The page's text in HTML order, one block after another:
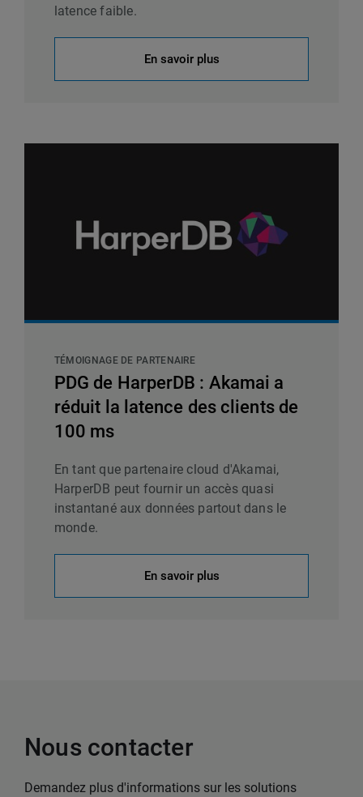
latence faible.
En savoir plus
TÉMOIGNAGE DE PARTENAIRE
PDG de HarperDB : Akamai a
réduit la latence des clients de
100 ms
En tant que partenaire cloud d'Akamai,
HarperDB peut fournir un accès quasi
instantané aux données partout dans le
monde.
En savoir plus
Nous contacter
Demandez plus d'informations sur les solutions